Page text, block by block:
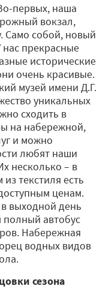
первых, наша
вокзал,
Само собой, новый
прекрасные
исторические
очень красивые.
музей имени Д.Г.
уникальных
сходить в
на набережной,
и можно
любят наши
несколько – в
текстиля есть
ценам.
выходной день
полный автобус
Набережная
водных видов
сезона